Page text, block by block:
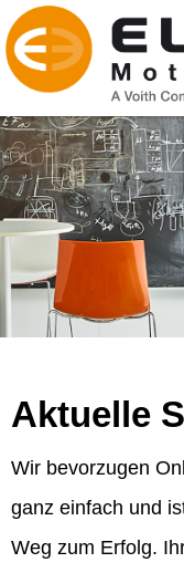
Aktuelle
Wir bevorzugen
ganz einfach und
Weg zum Erfolg.